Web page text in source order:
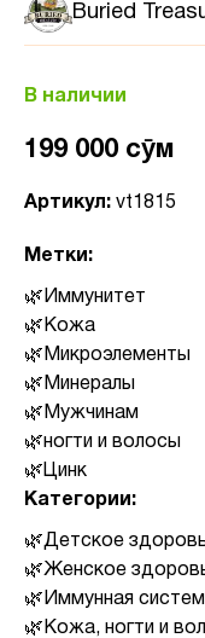
Buried
В наличии
199 000 сӯм
Артикул: vt1815
Метки:
Иммунитет
Кожа
Микроэлементы
Минералы
Мужчинам
ногти и волосы
Цинк
Категории:
Детское
Женское
Иммунная
Кожа, ногти и